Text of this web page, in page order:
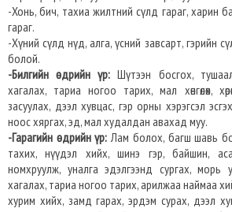
-Хонь, бич, тахиа жилтний сүлд гараг, харин
гараг.
-Хүний сүлд нүд, алга, үсний завсарт, гэрийн
болой.
-Билгийн өдрийн үр:Шүтээн босгох,
хагалах, тариа ногоо тарих, мал хөнгөлөх,
засуулах, дээл хувцас, гэр орны хэрэгсэл
ноос хяргах, эд, мал худалдан авахад муу.
-Гарагийн өдрийн үр:Лам болох, багш шавь
тахих, нүүдэл хийх, шинэ гэр, байшин,
номхруулж, уналга эдэлгээнд сургах, морь
хагалах, тариа ногоо тарих, арилжаа наймаа
хурим хийх, замд гарах, эрдэм сурах, дээл